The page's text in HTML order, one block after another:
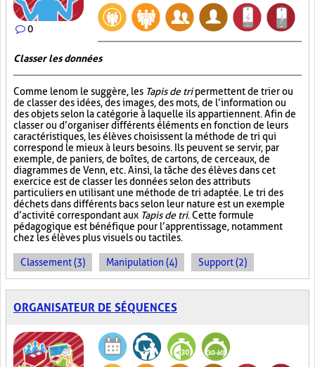
0
Classer les données
Comme le nom le suggère, les Tapis de tripermettent de trier ou
de classer des idées, des images, des mots, de l’information ou
des objets selon la catégorie à laquelle ils appartiennent. Afin de
classer ou d’organiser différents éléments en fonction de leurs
caractéristiques, les élèves choisissent la méthode de tri qui
correspond le mieux à leurs besoins. Ils peuvent se servir, par
exemple, de paniers, de boîtes, de cartons, de cerceaux, de
diagrammes de Venn, etc. Ainsi, la tâche des élèves dans cet
exercice est de classer les données selon des attributs
particuliers en utilisant une méthode de tri adaptée. Le tri des
déchets dans différents bacs selon leur nature est un exemple
d’activité correspondant aux Tapis de tri. Cette formule
pédagogique est bénéfique pour l’apprentissage, notamment
chez les élèves plus visuels ou tactiles.
Classement (3) Manipulation (4) Support (2)
ORGANISATEUR DE SÉQUENCES